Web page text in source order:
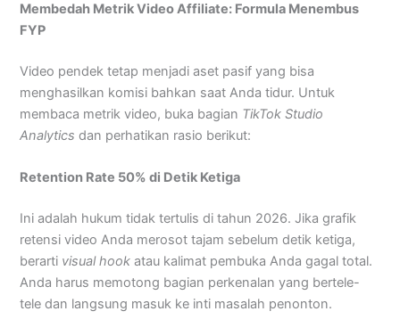
Membedah Metrik Video Affiliate: Formula Menembus
FYP
Video pendek tetap menjadi aset pasif yang bisa
menghasilkan komisi bahkan saat Anda tidur. Untuk
membaca metrik video, buka bagian TikTok Studio
Analytics dan perhatikan rasio berikut:
Retention Rate 50% di Detik Ketiga
Ini adalah hukum tidak tertulis di tahun 2026. Jika grafik
retensi video Anda merosot tajam sebelum detik ketiga,
berarti visual hook atau kalimat pembuka Anda gagal total.
Anda harus memotong bagian perkenalan yang bertele-
tele dan langsung masuk ke inti masalah penonton.